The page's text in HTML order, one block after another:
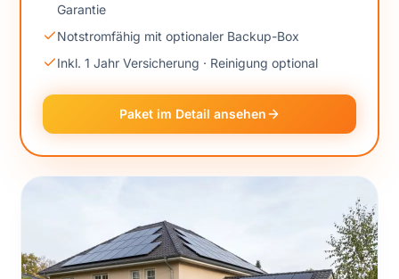
Garantie
Notstromfähig mit optionaler Backup-Box
Inkl. 1 Jahr Versicherung · Reinigung optional
Paket im Detail ansehen